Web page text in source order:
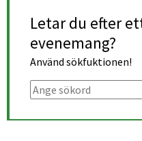
Letar du efter
evenemang?
Använd sökfuktionen!
Sök. Sökförslagen